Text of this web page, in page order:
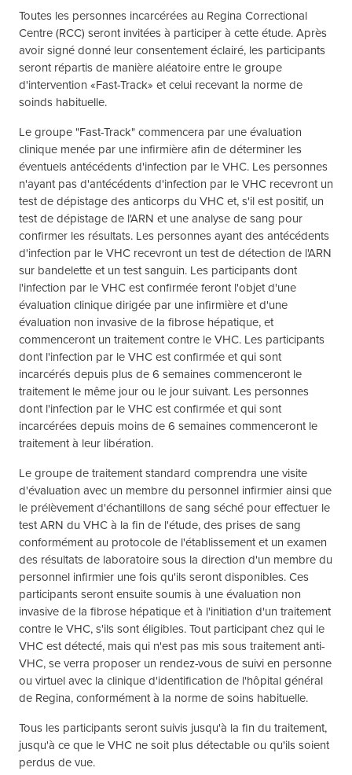
Toutes les personnes incarcérées au Regina Correctional
Centre (RCC) seront invitées à participer à cette étude. Après
avoir signé donné leur consentement éclairé, les participants
seront répartis de manière aléatoire entre le groupe
d'intervention «Fast-Track» et celui recevant la norme de
soinds habituelle.
Le groupe "Fast-Track" commencera par une évaluation
clinique menée par une infirmière afin de déterminer les
éventuels antécédents d'infection par le VHC. Les personnes
n'ayant pas d'antécédents d'infection par le VHC recevront un
test de dépistage des anticorps du VHC et, s'il est positif, un
test de dépistage de l'ARN et une analyse de sang pour
confirmer les résultats. Les personnes ayant des antécédents
d'infection par le VHC recevront un test de détection de l'ARN
sur bandelette et un test sanguin. Les participants dont
l'infection par le VHC est confirmée feront l'objet d'une
évaluation clinique dirigée par une infirmière et d'une
évaluation non invasive de la fibrose hépatique, et
commenceront un traitement contre le VHC. Les participants
dont l'infection par le VHC est confirmée et qui sont
incarcérés depuis plus de 6 semaines commenceront le
traitement le même jour ou le jour suivant. Les personnes
dont l'infection par le VHC est confirmée et qui sont
incarcérées depuis moins de 6 semaines commenceront le
traitement à leur libération.
Le groupe de traitement standard comprendra une visite
d'évaluation avec un membre du personnel infirmier ainsi que
le prélèvement d'échantillons de sang séché pour effectuer le
test ARN du VHC à la fin de l'étude, des prises de sang
conformément au protocole de l'établissement et un examen
des résultats de laboratoire sous la direction d'un membre du
personnel infirmier une fois qu'ils seront disponibles. Ces
participants seront ensuite soumis à une évaluation non
invasive de la fibrose hépatique et à l'initiation d'un traitement
contre le VHC, s'ils sont éligibles. Tout participant chez qui le
VHC est détecté, mais qui n'est pas mis sous traitement anti-
VHC, se verra proposer un rendez-vous de suivi en personne
ou virtuel avec la clinique d'identification de l'hôpital général
de Regina, conformément à la norme de soins habituelle.
Tous les participants seront suivis jusqu'à la fin du traitement,
jusqu'à ce que le VHC ne soit plus détectable ou qu'ils soient
perdus de vue.